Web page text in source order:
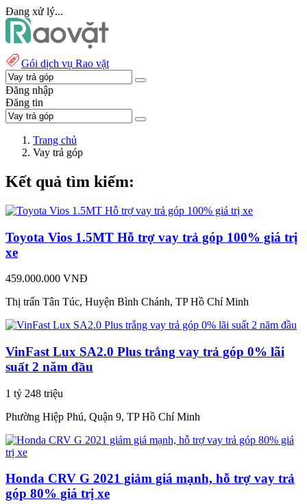
Đang xử lý...
Gói dịch vụ Rao vặt
Đăng nhập
Đăng tin
Trang chủ
Vay trả góp
Kết quả tìm kiếm:
Toyota Vios 1.5MT Hỗ trợ vay trả góp 100% giá trị
xe
459.000.000 VNĐ
Thị trấn Tân Túc, Huyện Bình Chánh, TP Hồ Chí Minh
VinFast Lux SA2.0 Plus trắng vay trả góp 0% lãi
suất 2 năm đầu
1 tỷ 248 triệu
Phường Hiệp Phú, Quận 9, TP Hồ Chí Minh
Honda CRV G 2021 giảm giá mạnh, hỗ trợ vay trả
góp 80% giá trị xe